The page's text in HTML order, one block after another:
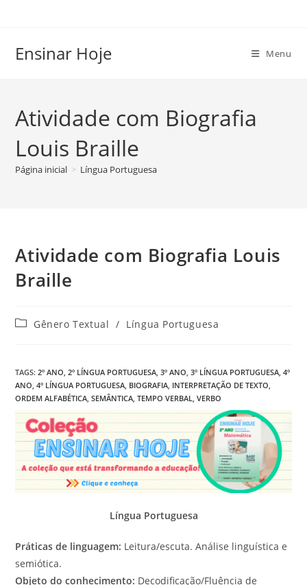
conteúdo
Ensinar Hoje Menu
Atividade com Biografia
Louis Braille
Página inicial > Língua Portuguesa
Atividade com Biografia Louis
Braille
Categoria
Gênero Textual / Língua Portuguesa
TAGS:2º ANO, 2º LÍNGUA PORTUGUESA, 3º ANO, 3º LÍNGUA PORTUGUESA, 4º
ANO, 4º LÍNGUA PORTUGUESA, BIOGRAFIA, INTERPRETAÇÃO DE TEXTO,
ORDEM ALFABÉTICA, SEMÂNTICA, TEMPO VERBAL, VERBO
Língua Portuguesa
Práticas de linguagem: Leitura/escuta. Análise linguística e
semiótica.
Objeto do conhecimento: Decodificação/Fluência de